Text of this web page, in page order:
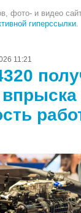
фото- и видео
гиперссылки.
11:21